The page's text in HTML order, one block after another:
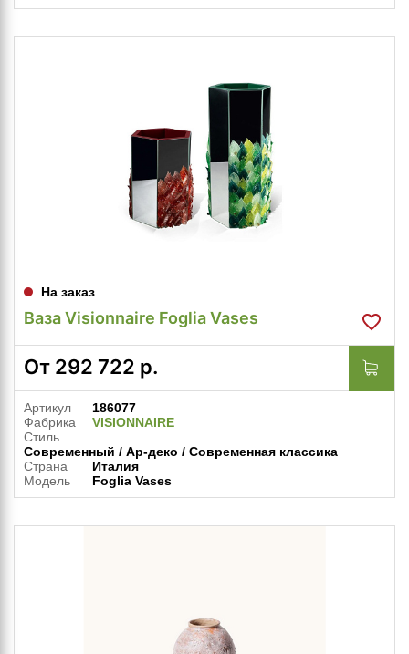
На заказ
Ваза Visionnaire Foglia Vases
От 292 722 р.
Артикул
186077
Фабрика
VISIONNAIRE
Стиль
Современный / Ар-деко / Современная классика
Страна
Италия
Модель
Foglia Vases